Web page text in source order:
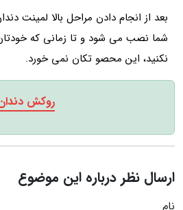
بعد از انجام دادن مراحل بالا لمینت
شما نصب می شود و تا زمانی که
نکنید، این محصو تکان نمی خورد.
روکش
ارسال نظر درباره این موضوع
نام